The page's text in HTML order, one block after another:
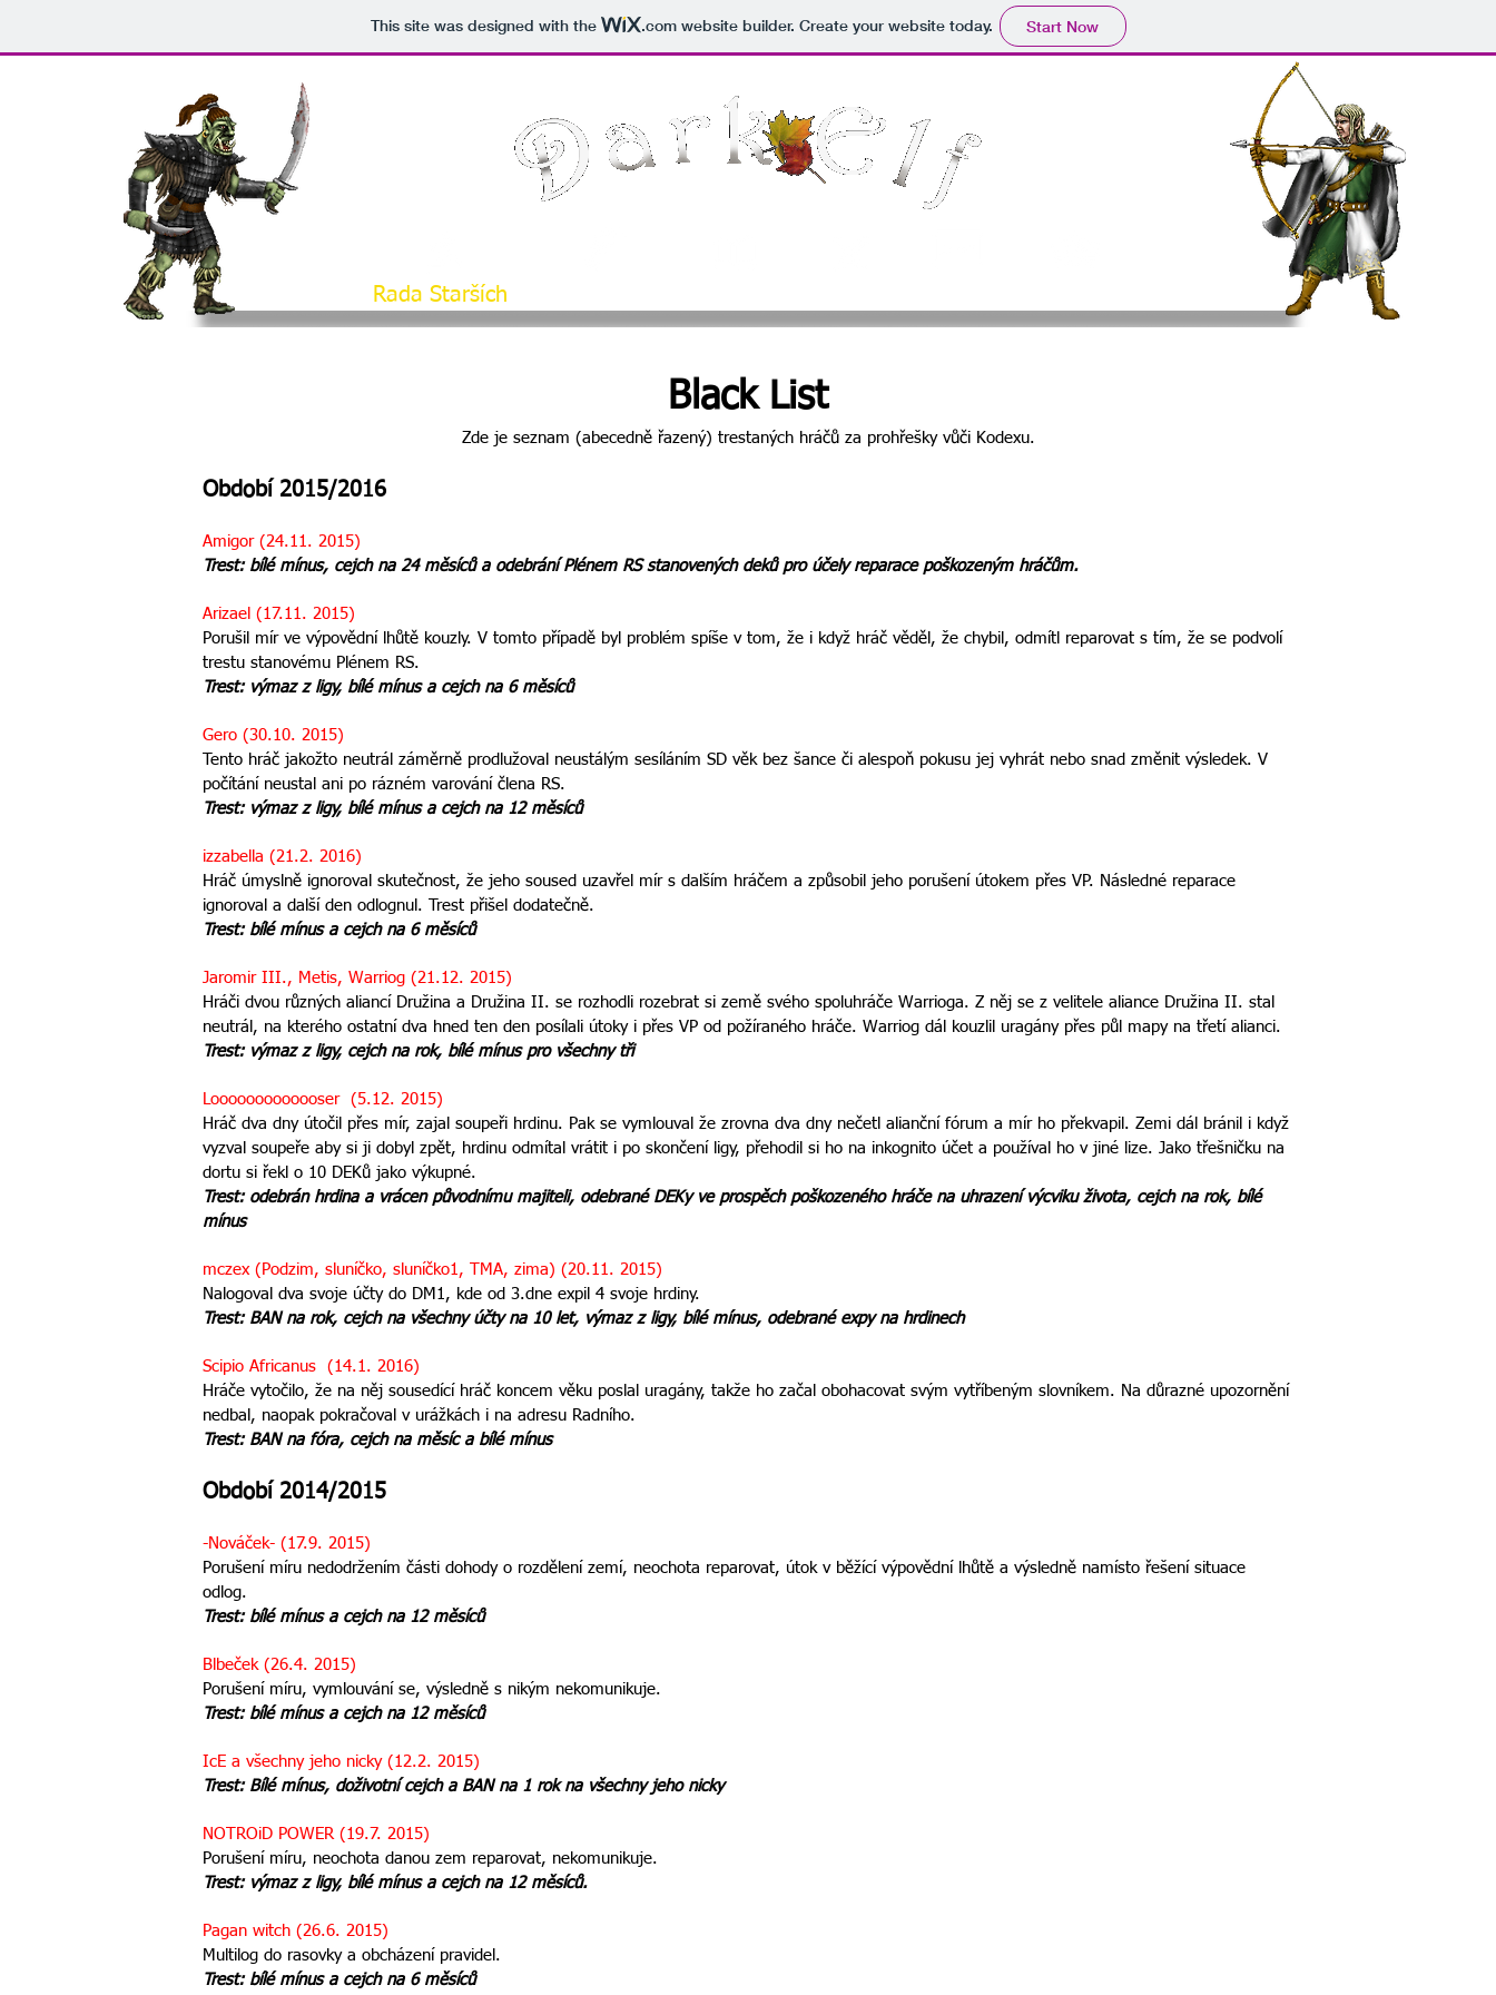
This site was designed with the .comwebsite builder. Create your website today. Start Now
Rada Starších
Black List
Zde je seznam (abecedně řazený) trestaných hráčů za prohřešky vůči Kodexu.
Období 2015/2016
Amigor (24.11. 2015)
Trest: bílé mínus, cejch na 24 měsíců a odebrání Plénem RS stanovených deků pro účely reparace poškozeným hráčům.
Arizael (17.11. 2015)
Porušil mír ve výpovědní lhůtě kouzly. V tomto případě byl problém spíše v tom, že i když hráč věděl, že chybil, odmítl reparovat s tím, že se podvolí
trestu stanovému Plénem RS.
Trest: výmaz z ligy, bílé mínus a cejch na 6 měsíců
Gero (30.10. 2015)
Tento hráč jakožto neutrál záměrně prodlužoval neustálým sesíláním SD věk bez šance či alespoň pokusu jej vyhrát nebo snad změnit výsledek. V
počítání neustal ani po rázném varování člena RS.
Trest: výmaz z ligy, bílé mínus a cejch na 12 měsíců
izzabella (21.2. 2016)
Hráč úmyslně ignoroval skutečnost, že jeho soused uzavřel mír s dalším hráčem a způsobil jeho porušení útokem přes VP. Následné reparace
ignoroval a další den odlognul. Trest přišel dodatečně.
Trest: bílé mínus a cejch na 6 měsíců
Jaromir III., Metis, Warriog (21.12. 2015)
Hráči dvou různých aliancí Družina a Družina II. se rozhodli rozebrat si země svého spoluhráče Warrioga. Z něj se z velitele aliance Družina II. stal
neutrál, na kterého ostatní dva hned ten den posílali útoky i přes VP od požíraného hráče. Warriog dál kouzlil uragány přes půl mapy na třetí alianci.
Trest: výmaz z ligy, cejch na rok, bílé mínus pro všechny tři
Looooooooooooser (5.12. 2015)
Hráč dva dny útočil přes mír, zajal soupeři hrdinu. Pak se vymlouval že zrovna dva dny nečetl alianční fórum a mír ho překvapil. Zemi dál bránil i když
vyzval soupeře aby si ji dobyl zpět, hrdinu odmítal vrátit i po skončení ligy, přehodil si ho na inkognito účet a používal ho v jiné lize. Jako třešničku na
dortu si řekl o 10 DEKů jako výkupné.
Trest: odebrán hrdina a vrácen původnímu majiteli, odebrané DEKy ve prospěch poškozeného hráče na uhrazení výcviku života, cejch na rok, bílé
mínus
mczex (Podzim, sluníčko, sluníčko1, TMA, zima) (20.11. 2015)
Nalogoval dva svoje účty do DM1, kde od 3.dne expil 4 svoje hrdiny.
Trest: BAN na rok, cejch na všechny účty na 10 let, výmaz z ligy, bílé mínus, odebrané expy na hrdinech
Scipio Africanus (14.1. 2016)
Hráče vytočilo, že na něj sousedící hráč koncem věku poslal uragány, takže ho začal obohacovat svým vytříbeným slovníkem. Na důrazné upozornění
nedbal, naopak pokračoval v urážkách i na adresu Radního.
Trest: BAN na fóra, cejch na měsíc a bílé mínus
Období 2014/2015
-Nováček- (17.9. 2015)
Porušení míru nedodržením části dohody o rozdělení zemí, neochota reparovat, útok v běžící výpovědní lhůtě a výsledně namísto řešení situace
odlog.
Trest: bílé mínus a cejch na 12 měsíců
Blbeček (26.4. 2015)
Porušení míru, vymlouvání se, výsledně s nikým nekomunikuje.
Trest: bílé mínus a cejch na 12 měsíců
IcE a všechny jeho nicky (12.2. 2015)
Trest: Bílé mínus, doživotní cejch a BAN na 1 rok na všechny jeho nicky
NOTROiD POWER (19.7. 2015)
Porušení míru, neochota danou zem reparovat, nekomunikuje.
Trest: výmaz z ligy, bílé mínus a cejch na 12 měsíců.
Pagan witch (26.6. 2015)
Multilog do rasovky a obcházení pravidel.
Trest: bílé mínus a cejch na 6 měsíců